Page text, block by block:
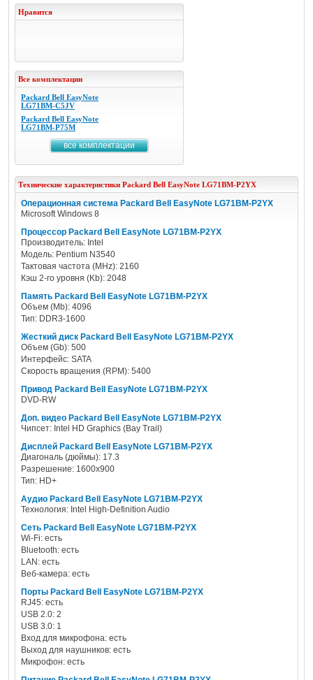
Нравится
Все комплектации
Packard Bell EasyNote
LG71BM-C5JV
Packard Bell EasyNote
LG71BM-P75M
все комплектации
Технические характеристики Packard Bell EasyNote LG71BM-P2YX
Операционная система Packard Bell EasyNote LG71BM-P2YX
Microsoft Windows 8
Процессор Packard Bell EasyNote LG71BM-P2YX
Производитель: Intel
Модель: Pentium N3540
Тактовая частота (MHz): 2160
Кэш 2-го уровня (Kb): 2048
Память Packard Bell EasyNote LG71BM-P2YX
Объем (Mb): 4096
Тип: DDR3-1600
Жесткий диск Packard Bell EasyNote LG71BM-P2YX
Объем (Gb): 500
Интерфейс: SATA
Скорость вращения (RPM): 5400
Привод Packard Bell EasyNote LG71BM-P2YX
DVD-RW
Доп. видео Packard Bell EasyNote LG71BM-P2YX
Чипсет: Intel HD Graphics (Bay Trail)
Дисплей Packard Bell EasyNote LG71BM-P2YX
Диагональ (дюймы): 17.3
Разрешение: 1600x900
Тип: HD+
Аудио Packard Bell EasyNote LG71BM-P2YX
Технология: Intel High-Definition Audio
Сеть Packard Bell EasyNote LG71BM-P2YX
Wi-Fi: есть
Bluetooth: есть
LAN: есть
Веб-камера: есть
Порты Packard Bell EasyNote LG71BM-P2YX
RJ45: есть
USB 2.0: 2
USB 3.0: 1
Вход для микрофона: есть
Выход для наушников: есть
Микрофон: есть